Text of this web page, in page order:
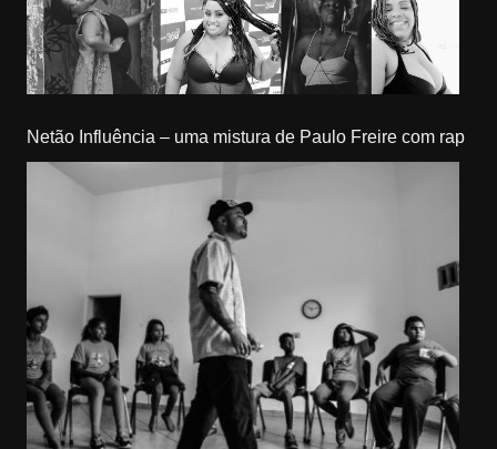
Netão Influência – uma mistura de Paulo Freire com rap